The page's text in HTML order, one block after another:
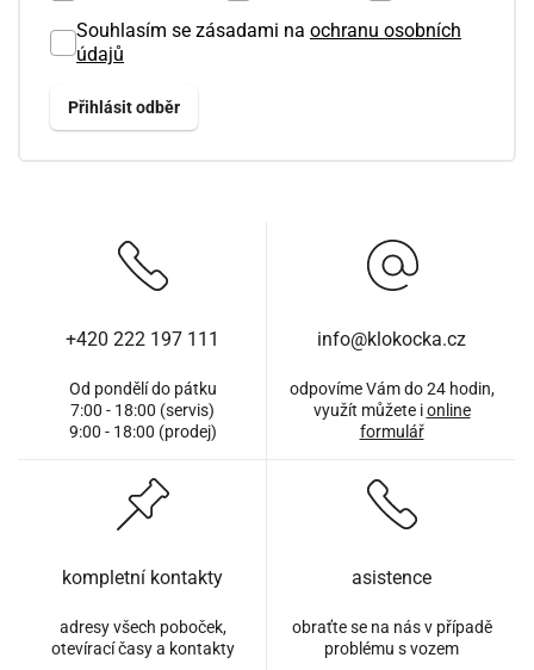
Souhlasím se zásadami na ochranu osobních
údajů
+420 222 197 111
Od pondělí do pátku
7:00 - 18:00 (servis)
9:00 - 18:00 (prodej)
info@klokocka.cz
odpovíme Vám do 24 hodin,
využít můžete ionline
formulář
kompletní kontakty
adresy všech poboček,
otevírací časy a kontakty
asistence
obraťte se na nás v případě
problému s vozem